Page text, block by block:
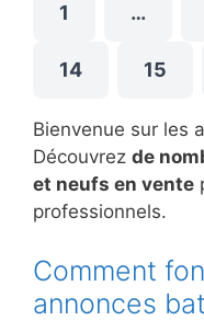
1 …
14 15
Bienvenue sur les
Découvrez de
et neufs en vente
professionnels.
Comment
annonces